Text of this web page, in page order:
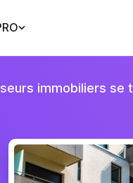
immobiliers se